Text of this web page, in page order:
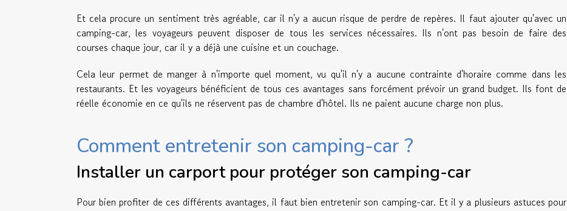
Et cela procure un sentiment très agréable, car il n'y a aucun risque de perdre de repères. Il faut ajouter qu'avec un
camping-car, les voyageurs peuvent disposer de tous les services nécessaires. Ils n'ont pas besoin de faire des
courses chaque jour, car il y a déjà une cuisine et un couchage.
Cela leur permet de manger à n'importe quel moment, vu qu'il n'y a aucune contrainte d'horaire comme dans les
restaurants. Et les voyageurs bénéficient de tous ces avantages sans forcément prévoir un grand budget. Ils font de
réelle économie en ce qu'ils ne réservent pas de chambre d'hôtel. Ils ne paient aucune charge non plus.
Comment entretenir son camping-car ?
Installer un carport pour protéger son camping-car
Pour bien profiter de ces différents avantages, il faut bien entretenir son camping-car. Et il y a plusieurs astuces pour